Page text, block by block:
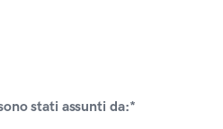
stati assunti da:*